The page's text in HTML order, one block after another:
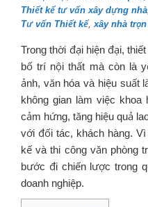
Thiết kế tư vấn xây dựng nhà,
Tư vấn Thiết kế,xây nhà
Trong thời đại hiện đại,
bố trí nội thất mà còn là
ảnh, văn hóa và hiệu suất
không gian làm việc
cảm hứng, tăng hiệu quả
với đối tác, khách hàng.
kế và thi công văn phòng
bước đi chiến lược trong
doanh nghiệp.